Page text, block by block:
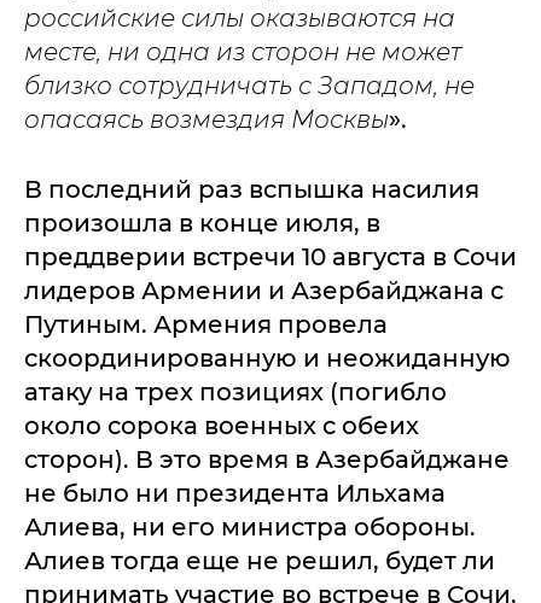
российские силы оказываются на
месте, ни одна из сторон не может
близко сотрудничать с Западом, не
опасаясь возмездия Москвы».
В последний раз вспышка насилия
произошла в конце июля, в
преддверии встречи 10 августа в Сочи
лидеров Армении и Азербайджана с
Путиным. Армения провела
скоординированную и неожиданную
атаку на трех позициях (погибло
около сорока военных с обеих
сторон). В это время в Азербайджане
не было ни президента Ильхама
Алиева, ни его министра обороны.
Алиев тогда еще не решил, будет ли
принимать участие во встрече в Сочи,